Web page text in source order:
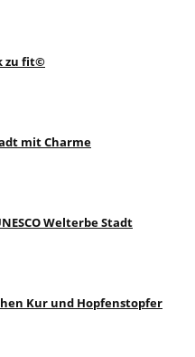
zu fit©
mit Charme
Welterbe Stadt
Kur und Hopfenstopfer